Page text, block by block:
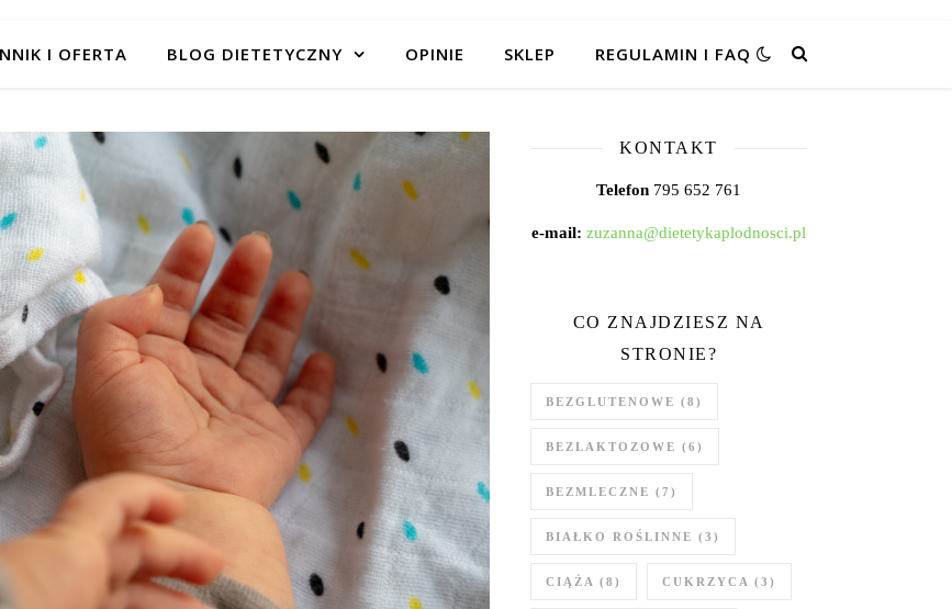
I OFERTA BLOG DIETETYCZNY OPINIE SKLEP REGULAMIN I FAQ
KONTAKT
Telefon 795 652 761
e-mail: zuzanna@dietetykaplodnosci.pl
CO ZNAJDZIESZ NA
STRONIE?
BEZGLUTENOWE (8)
BEZLAKTOZOWE (6)
BEZMLECZNE (7)
BIAŁKO ROŚLINNE (3)
CIĄŻA (8) CUKRZYCA (3)